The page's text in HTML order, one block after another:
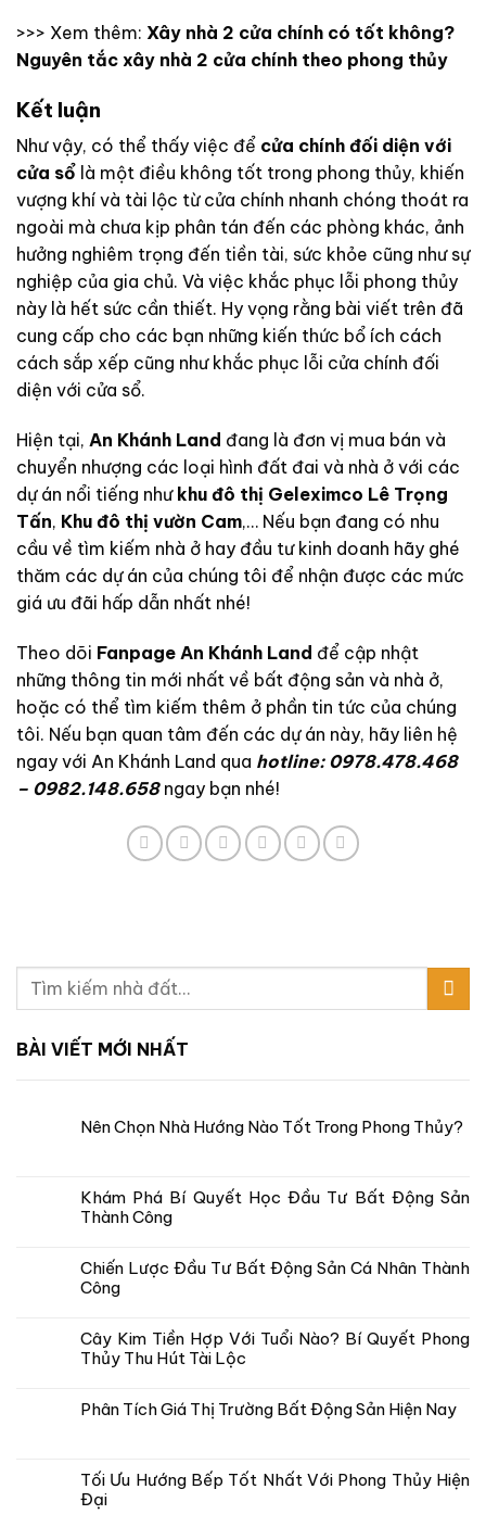
>>> Xem thêm: Xây nhà 2 cửa chính có tốt không?
Nguyên tắc xây nhà 2 cửa chính theo phong thủy
Kết luận
Như vậy, có thể thấy việc để cửa chính đối diện với
cửa sổ là một điều không tốt trong phong thủy, khiến
vượng khí và tài lộc từ cửa chính nhanh chóng thoát ra
ngoài mà chưa kịp phân tán đến các phòng khác, ảnh
hưởng nghiêm trọng đến tiền tài, sức khỏe cũng như sự
nghiệp của gia chủ. Và việc khắc phục lỗi phong thủy
này là hết sức cần thiết. Hy vọng rằng bài viết trên đã
cung cấp cho các bạn những kiến thức bổ ích cách
cách sắp xếp cũng như khắc phục lỗi cửa chính đối
diện với cửa sổ.
Hiện tại, An Khánh Land đang là đơn vị mua bán và
chuyển nhượng các loại hình đất đai và nhà ở với các
dự án nổi tiếng như khu đô thị Geleximco Lê Trọng
Tấn, Khu đô thị vườn Cam,… Nếu bạn đang có nhu
cầu về tìm kiếm nhà ở hay đầu tư kinh doanh hãy ghé
thăm các dự án của chúng tôi để nhận được các mức
giá ưu đãi hấp dẫn nhất nhé!
Theo dõi Fanpage An Khánh Land để cập nhật
những thông tin mới nhất về bất động sản và nhà ở,
hoặc có thể tìm kiếm thêm ở phần tin tức của chúng
tôi. Nếu bạn quan tâm đến các dự án này, hãy liên hệ
ngay với An Khánh Land qua hotline: 0978.478.468
– 0982.148.658ngay bạn nhé!
BÀI VIẾT MỚI NHẤT
Nên Chọn Nhà Hướng Nào Tốt Trong Phong Thủy?
Khám Phá Bí Quyết Học Đầu Tư Bất Động Sản
Thành Công
Chiến Lược Đầu Tư Bất Động Sản Cá Nhân Thành
Công
Cây Kim Tiền Hợp Với Tuổi Nào? Bí Quyết Phong
Thủy Thu Hút Tài Lộc
Phân Tích Giá Thị Trường Bất Động Sản Hiện Nay
Tối Ưu Hướng Bếp Tốt Nhất Với Phong Thủy Hiện
Đại